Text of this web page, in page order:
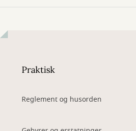
Praktisk
Reglement og husorden